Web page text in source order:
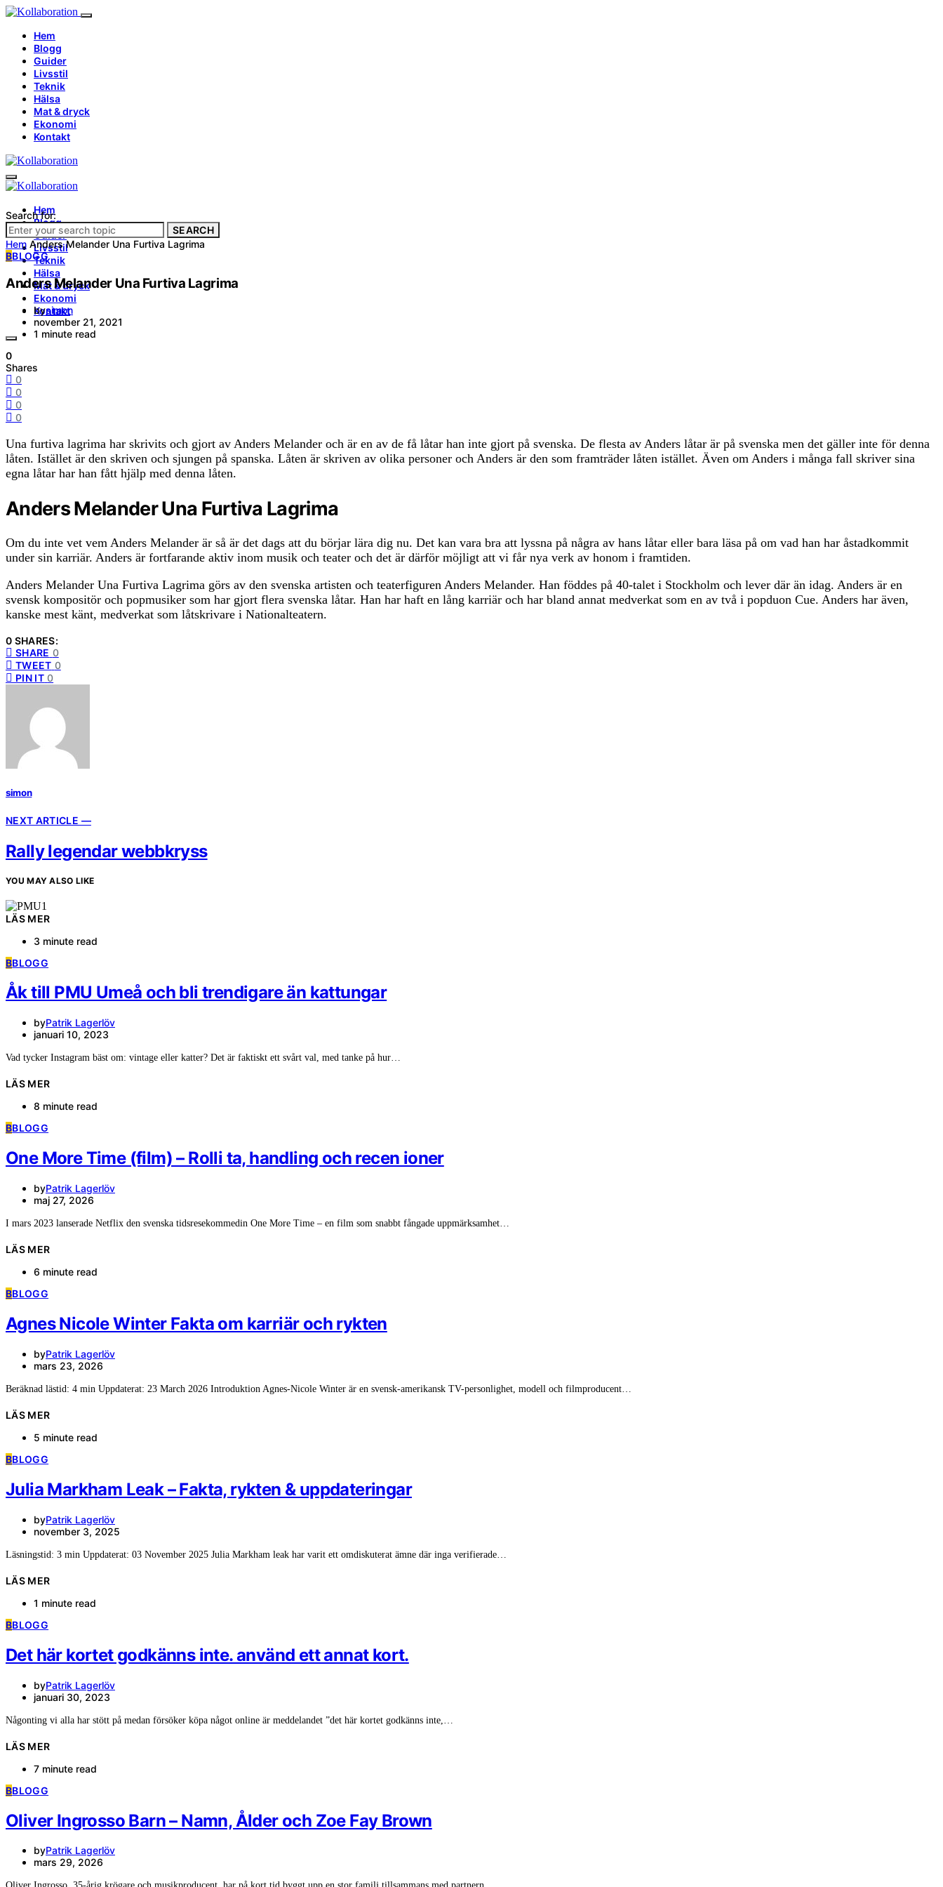
Hem
Blogg
Guider
Livsstil
Teknik
Hälsa
Mat & dryck
Ekonomi
Kontakt
Hem
Blogg
Guider
Livsstil
Teknik
Hälsa
Mat & dryck
Ekonomi
Kontakt
Search for:
SEARCH
Hem Anders Melander Una Furtiva Lagrima
BBLOGG
Anders Melander Una Furtiva Lagrima
bysimon
november 21, 2021
1 minute read
0
Shares
0
0
0
0
Una furtiva lagrima har skrivits och gjort av Anders Melander och är en av de få låtar han inte gjort på svenska. De flesta av Anders låtar är på svenska men det gäller inte för denna
låten. Istället är den skriven och sjungen på spanska. Låten är skriven av olika personer och Anders är den som framträder låten istället. Även om Anders i många fall skriver sina
egna låtar har han fått hjälp med denna låten.
Anders Melander Una Furtiva Lagrima
Om du inte vet vem Anders Melander är så är det dags att du börjar lära dig nu. Det kan vara bra att lyssna på några av hans låtar eller bara läsa på om vad han har åstadkommit
under sin karriär. Anders är fortfarande aktiv inom musik och teater och det är därför möjligt att vi får nya verk av honom i framtiden.
Anders Melander Una Furtiva Lagrima görs av den svenska artisten och teaterfiguren Anders Melander. Han föddes på 40-talet i Stockholm och lever där än idag. Anders är en
svensk kompositör och popmusiker som har gjort flera svenska låtar. Han har haft en lång karriär och har bland annat medverkat som en av två i popduon Cue. Anders har även,
kanske mest känt, medverkat som låtskrivare i Nationalteatern.
0 SHARES:
SHARE 0
TWEET 0
PIN IT 0
simon
NEXT ARTICLE —
Rally legendar webbkryss
YOU MAY ALSO LIKE
LÄS MER
3 minute read
BBLOGG
Åk till PMU Umeå och bli trendigare än kattungar
byPatrik Lagerlöv
januari 10, 2023
Vad tycker Instagram bäst om: vintage eller katter? Det är faktiskt ett svårt val, med tanke på hur…
LÄS MER
8 minute read
BBLOGG
One More Time (film) – Rolli ta, handling och recen ioner
byPatrik Lagerlöv
maj 27, 2026
I mars 2023 lanserade Netflix den svenska tidsresekommedin One More Time – en film som snabbt fångade uppmärksamhet…
LÄS MER
6 minute read
BBLOGG
Agnes Nicole Winter Fakta om karriär och rykten
byPatrik Lagerlöv
mars 23, 2026
Beräknad lästid: 4 min Uppdaterat: 23 March 2026 Introduktion Agnes-Nicole Winter är en svensk-amerikansk TV-personlighet, modell och filmproducent…
LÄS MER
5 minute read
BBLOGG
Julia Markham Leak – Fakta, rykten & uppdateringar
byPatrik Lagerlöv
november 3, 2025
Läsningstid: 3 min Uppdaterat: 03 November 2025 Julia Markham leak har varit ett omdiskuterat ämne där inga verifierade…
LÄS MER
1 minute read
BBLOGG
Det här kortet godkänns inte. använd ett annat kort.
byPatrik Lagerlöv
januari 30, 2023
Någonting vi alla har stött på medan försöker köpa något online är meddelandet ”det här kortet godkänns inte,…
LÄS MER
7 minute read
BBLOGG
Oliver Ingrosso Barn – Namn, Ålder och Zoe Fay Brown
byPatrik Lagerlöv
mars 29, 2026